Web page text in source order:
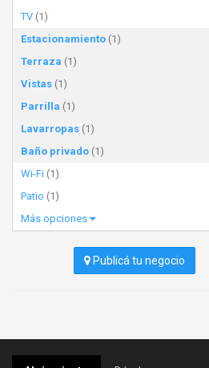
TV (1)
Estacionamiento (1)
Terraza (1)
Vistas (1)
Parrilla (1)
Lavarropas (1)
Baño privado (1)
Wi-Fi (1)
Patio (1)
Más opciones
Publicá tu negocio